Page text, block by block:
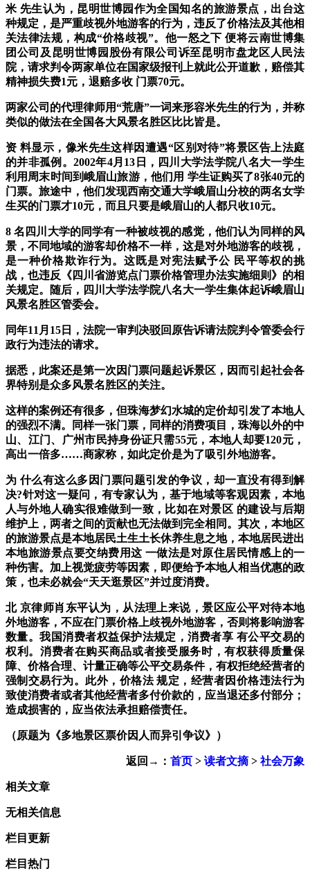
米 先生认为，昆明世博园作为全国知名的旅游景点，出台这
种规定，是严重歧视外地游客的行为，违反了价格法及其他相
关法律法规，构成“价格歧视”。他一怒之下 便将云南世博集
团公司及昆明世博园股份有限公司诉至昆明市盘龙区人民法
院，请求判令两家单位在国家级报刊上就此公开道歉，赔偿其
精神损失费1元，退赔多收 门票70元。
两家公司的代理律师用“荒唐”一词来形容米先生的行为，并称
类似的做法在全国各大风景名胜区比比皆是。
资 料显示，像米先生这样因遭遇“区别对待”将景区告上法庭
的并非孤例。2002年4月13日，四川大学法学院八名大一学生
利用周末时间到峨眉山旅游，他们用 学生证购买了8张40元的
门票。旅途中，他们发现西南交通大学峨眉山分校的两名女学
生买的门票才10元，而且只要是峨眉山的人都只收10元。
8 名四川大学的同学有一种被歧视的感觉，他们认为同样的风
景，不同地域的游客却价格不一样，这是对外地游客的歧视，
是一种价格欺诈行为。这既是对宪法赋予公 民平等权的挑
战，也违反《四川省游览点门票价格管理办法实施细则》的相
关规定。随后，四川大学法学院八名大一学生集体起诉峨眉山
风景名胜区管委会。
同年11月15日，法院一审判决驳回原告诉请法院判令管委会行
政行为违法的请求。
据悉，此案还是第一次因门票问题起诉景区，因而引起社会各
界特别是众多风景名胜区的关注。
这样的案例还有很多，但珠海梦幻水城的定价却引发了本地人
的强烈不满。同样一张门票，同样的消费项目，珠海以外的中
山、江门、广州市民持身份证只需55元，本地人却要120元，
高出一倍多……商家称，如此定价是为了吸引外地游客。
为 什么有这么多因门票问题引发的争议，却一直没有得到解
决?针对这一疑问，有专家认为，基于地域等客观因素，本地
人与外地人确实很难做到一致，比如在对景区 的建设与后期
维护上，两者之间的贡献也无法做到完全相同。其次，本地区
的旅游景点是本地居民土生土长休养生息之地，本地居民进出
本地旅游景点要交纳费用这 一做法是对原住居民情感上的一
种伤害。加上视觉疲劳等因素，即便给予本地人相当优惠的政
策，也未必就会“天天逛景区”并过度消费。
北 京律师肖东平认为，从法理上来说，景区应公平对待本地
外地游客，不应在门票价格上歧视外地游客，否则将影响游客
数量。我国消费者权益保护法规定，消费者享 有公平交易的
权利。消费者在购买商品或者接受服务时，有权获得质量保
障、价格合理、计量正确等公平交易条件，有权拒绝经营者的
强制交易行为。此外，价格法 规定，经营者因价格违法行为
致使消费者或者其他经营者多付价款的，应当退还多付部分；
造成损害的，应当依法承担赔偿责任。
（原题为《多地景区票价因人而异引争议》）​​​​
返回→： 首页 > 读者文摘> 社会万象
相关文章
无相关信息
栏目更新
栏目热门